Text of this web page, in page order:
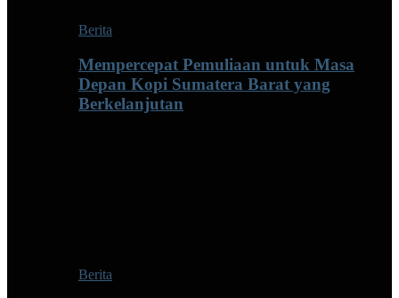
Berita
Mempercepat Pemuliaan untuk Masa
Depan Kopi Sumatera Barat yang
Berkelanjutan
Berita